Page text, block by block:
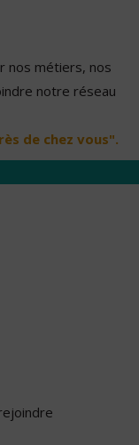
nos métiers, nos
notre réseau
de chez vous".